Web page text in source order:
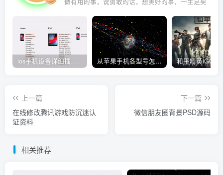
ios手机设备详细插件平刷教程 从苹果手机各型号怎么越狱到怎么开科技完整教程
上一篇
在线修改腾讯游戏防沉迷认
证资料
下一篇
微信朋友圈背景PSD源码
相关推荐